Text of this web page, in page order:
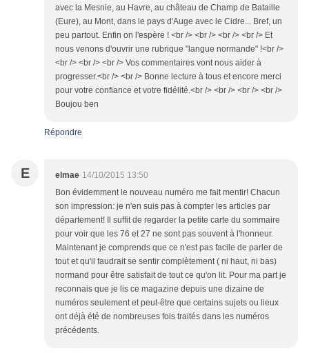
avec la Mesnie, au Havre, au château de Champ de Bataille
(Eure), au Mont, dans le pays d'Auge avec le Cidre... Bref, un
peu partout. Enfin on l'espère ! <br /> <br /> <br /> <br /> Et
nous venons d'ouvrir une rubrique "langue normande" !<br />
<br /> <br /> <br /> Vos commentaires vont nous aider à
progresser.<br /> <br /> Bonne lecture à tous et encore merci
pour votre confiance et votre fidélité.<br /> <br /> <br /> <br />
Boujou ben
Répondre
E elmae 14/10/2015 13:50
Bon évidemment le nouveau numéro me fait mentir! Chacun
son impression: je n'en suis pas à compter les articles par
département! Il suffit de regarder la petite carte du sommaire
pour voir que les 76 et 27 ne sont pas souvent à l'honneur.
Maintenant je comprends que ce n'est pas facile de parler de
tout et qu'il faudrait se sentir complètement ( ni haut, ni bas)
normand pour être satisfait de tout ce qu'on lit. Pour ma part je
reconnais que je lis ce magazine depuis une dizaine de
numéros seulement et peut-être que certains sujets ou lieux
ont déjà été de nombreuses fois traités dans les numéros
précédents.